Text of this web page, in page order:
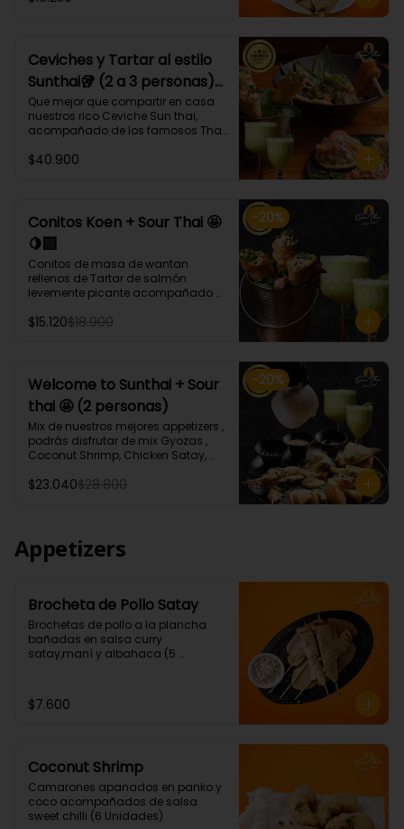
Ceviches y Tartar al estilo
Sunthai🥡 (2 a 3 personas)
🐙🐟🍤
Que mejor que compartir en casa
nuestros rico Ceviche Sun thai,
acompañado de los famosos Tha
de nuestro gran Sour thai.
de atún, pulpo, camarón, cebolla
morada, apio, pimentón, cilantro,
leche de tigre, acompañado de
calamares apanados en panko y
coco.)🌶️
* Tha ko (3 unidades) (Taquitos de
masa de wantan con un mix de
tártaro atún, bañados en
chalaquita en ají amarillo y
(Conitos de masa de wantan
rellenos de
Tartar de salmón levemente
picante.)
* 1 Porción Sour thai (Pisco de 35°,
leche de coco, albahaca, jengibre.
jugo de limón)
$40.900
-20%
Conitos Koen + Sour Thai 🤩
🍋‍🟩
Conitos de masa de wantan
rellenos de Tartar de salmón
levemente picante acompañado
Unidades)
$15.120$18.900
-20%
Welcome to Sunthai + Sour
thai 🤩 (2 personas)
Mix de nuestros mejores appetizers ,
podrás disfrutar de mix Gyozas ,
Coconut Shrimp, Chicken Satay,
Mongolianas, papas fritas en salsa
$23.040$28.800
Appetizers
Brocheta de Pollo Satay
Brochetas de pollo a la plancha
bañadas en salsa curry
satay,maní y albahaca (5
$7.600
Coconut Shrimp
Camarones apanados en panko y
coco acompañados de salsa
sweet chilli (6 Unidades)